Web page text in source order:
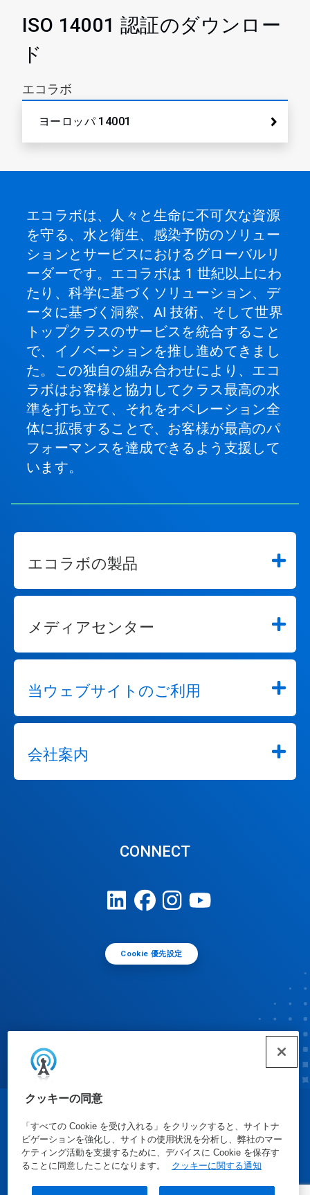
クッキーの同意
「すべての Cookie を受け入れる」をクリックすると、サイトナ
ビゲーションを強化し、サイトの使用状況を分析し、弊社のマー
ケティング活動を支援するために、デバイスに Cookie を保存す
ることに同意したことになります。
クッキーに関する通知
ISO 14001 認証のダウンロー
ド
エコラボ
ヨーロッパ 14001
エコラボは、人々と生命に不可欠な資源
を守る、水と衛生、感染予防のソリュー
ションとサービスにおけるグローバルリ
ーダーです。エコラボは 1 世紀以上にわ
たり、科学に基づくソリューション、デ
ータに基づく洞察、AI 技術、そして世界
トップクラスのサービスを統合すること
で、イノベーションを推し進めてきまし
た。この独自の組み合わせにより、エコ
ラボはお客様と協力してクラス最高の水
準を打ち立て、それをオペレーション全
体に拡張することで、お客様が最高のパ
フォーマンスを達成できるよう支援して
います。
エコラボの製品
メディアセンター
当ウェブサイトのご利用
会社案内
CONNECT
Cookie 優先設定
© Ecolab Inc. 2025
安全データシート|プライバシーポリシー|利用規約